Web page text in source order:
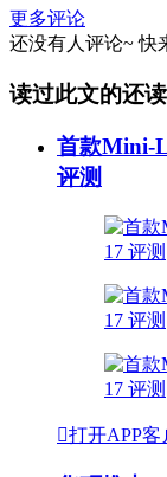
更多评论
还没有人评论~ 快
读过此文的还
首款Mini-
评测
打开APP客